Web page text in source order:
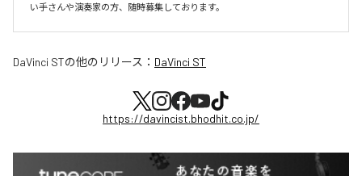
い手さんや演奏家の方、随時募集しております。
DaVinci STの他のリリース： DaVinci ST
https://davincist.bhodhit.co.jp/